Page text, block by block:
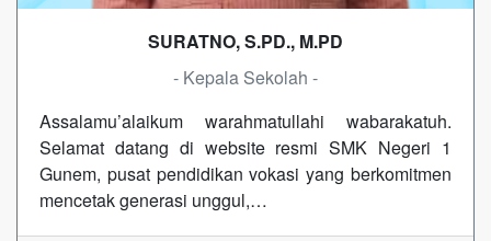
SURATNO, S.PD., M.PD
- Kepala Sekolah -
Assalamu’alaikum warahmatullahi wabarakatuh.
Selamat datang di website resmi SMK Negeri 1
Gunem, pusat pendidikan vokasi yang berkomitmen
mencetak generasi unggul,…